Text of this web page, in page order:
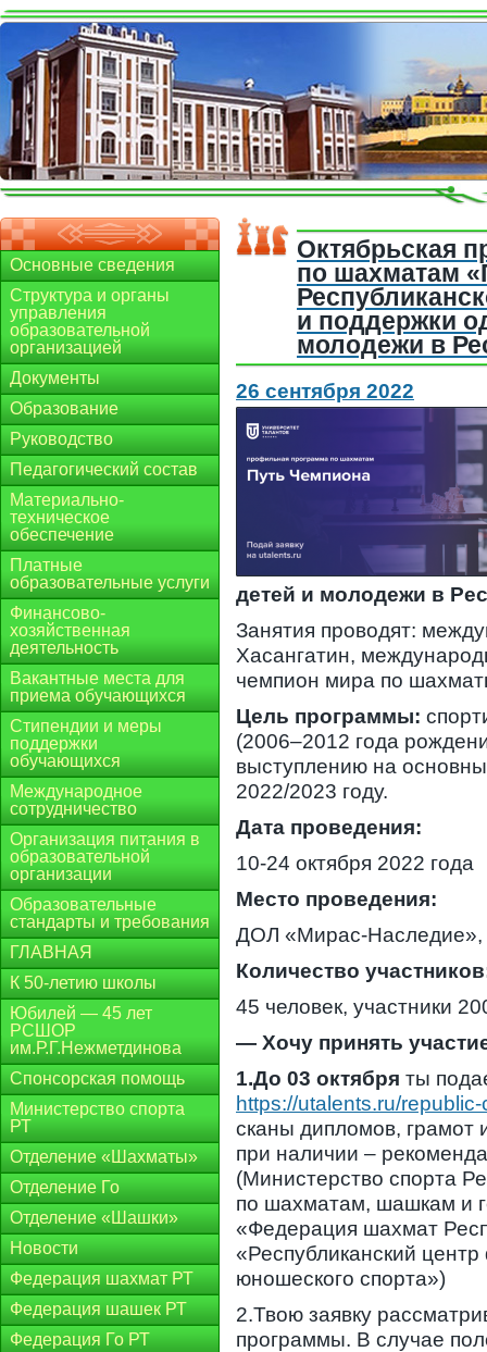
Основные сведения
Структура и органы
управления
образовательной
организацией
Документы
Образование
Руководство
Педагогический состав
Материально-
техническое
обеспечение
Платные
образовательные услуги
Финансово-
хозяйственная
деятельность
Вакантные места для
приема обучающихся
Стипендии и меры
поддержки
обучающихся
Международное
сотрудничество
Организация питания в
образовательной
организации
Образовательные
стандарты и требования
ГЛАВНАЯ
К 50-летию школы
Юбилей — 45 лет
РСШОР
им.Р.Г.Нежметдинова
Спонсорская помощь
Министерство спорта
РТ
Отделение «Шахматы»
Отделение Го
Отделение «Шашки»
Новости
Федерация шахмат РТ
Федерация шашек РТ
Федерация Го РТ
Октябрьская
по шахматам
и поддержки
молодежи в
26 сентября 2022
детей и молодежи в
Занятия проводят:
Хасангатин,
чемпион мира по
Цель программы:
(2006–2012 года
выступлению на
2022/2023 году.
Дата проведения:
10-24 октября 2022 года
Место проведения:
ДОЛ «Мирас-Наследие»,
Количество
45 человек, участники
— Хочу принять
1.До 03 октября ты
https://utalents.ru/
сканы дипломов,
при наличии –
(Министерство спорта
по шахматам, шашкам и
«Федерация шахмат
«Республиканский
юношеского спорта»)
2.Твою заявку
программы. В случае